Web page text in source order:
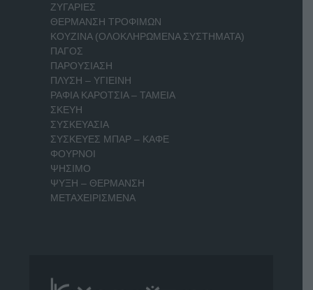
ΖΥΓΑΡΙΕΣ
ΘΕΡΜΑΝΣΗ ΤΡΟΦΙΜΩΝ
ΚΟΥΖΙΝΑ (ΟΛΟΚΛΗΡΩΜΕΝΑ ΣΥΣΤΗΜΑΤΑ)
ΠΑΓΟΣ
ΠΑΡΟΥΣΙΑΣΗ
ΠΛΥΣΗ – ΥΓΙΕΙΝΗ
ΡΑΦΙΑ ΚΑΡΟΤΣΙΑ – ΤΑΜΕΙΑ
ΣΚΕΥΗ
ΣΥΣΚΕΥΑΣΙΑ
ΣΥΣΚΕΥΕΣ ΜΠΑΡ – ΚΑΦΕ
ΦΟΥΡΝΟΙ
ΨΗΣΙΜΟ
ΨΥΞΗ – ΘΕΡΜΑΝΣΗ
ΜΕΤΑΧΕΙΡΙΣΜΕΝΑ